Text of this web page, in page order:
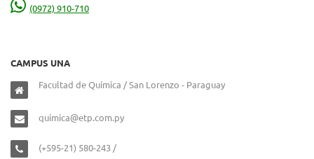
(0972) 910-710
CAMPUS UNA
Facultad de Química / San Lorenzo - Paraguay
quimica@etp.com.py
(+595-21) 580-243 /